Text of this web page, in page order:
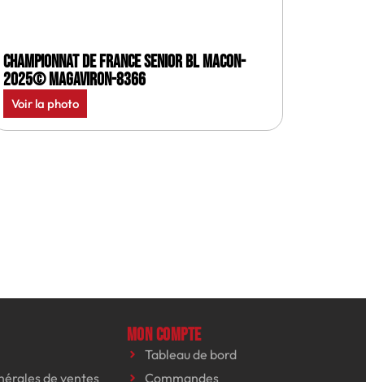
Championnat de France senior BL Macon-
2025© MagAviron-8366
Voir la photo
de ventes
Mon compte
Tableau de bord
Commandes